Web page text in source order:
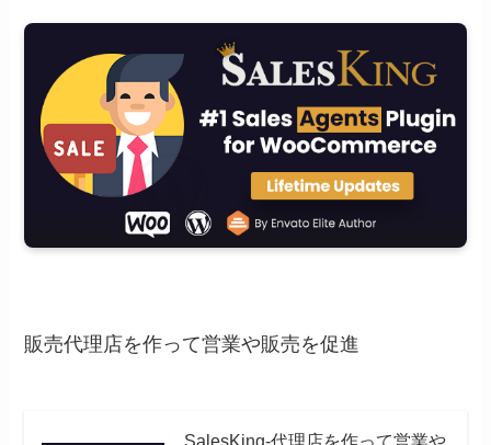
販売代理店を作って営業や販売を促進
SalesKing-代理店を作って営業や